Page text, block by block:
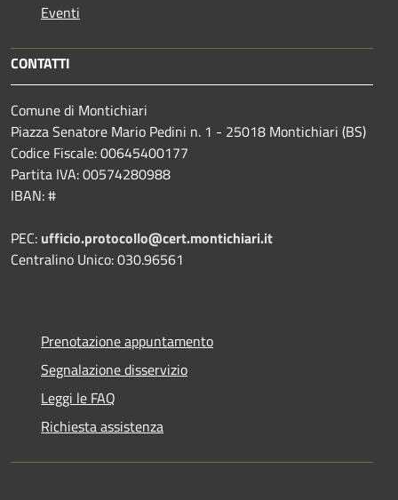
Eventi
CONTATTI
Comune di Montichiari
Piazza Senatore Mario Pedini n. 1 - 25018 Montichiari (BS)
Codice Fiscale: 00645400177
Partita IVA: 00574280988
IBAN: #
PEC: ufficio.protocollo@cert.montichiari.it
Centralino Unico: 030.96561
Prenotazione appuntamento
Segnalazione disservizio
Leggi le FAQ
Richiesta assistenza